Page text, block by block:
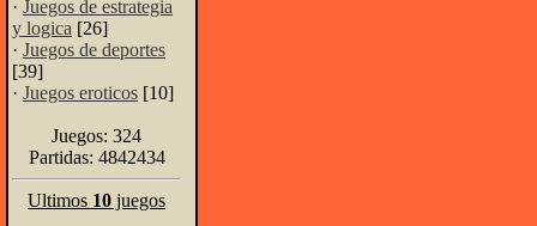
· Juegos de estrategia
y logica [26]
· Juegos de deportes
[39]
· Juegos eroticos [10]
Juegos: 324
Partidas: 4842434
Ultimos 10 juegos